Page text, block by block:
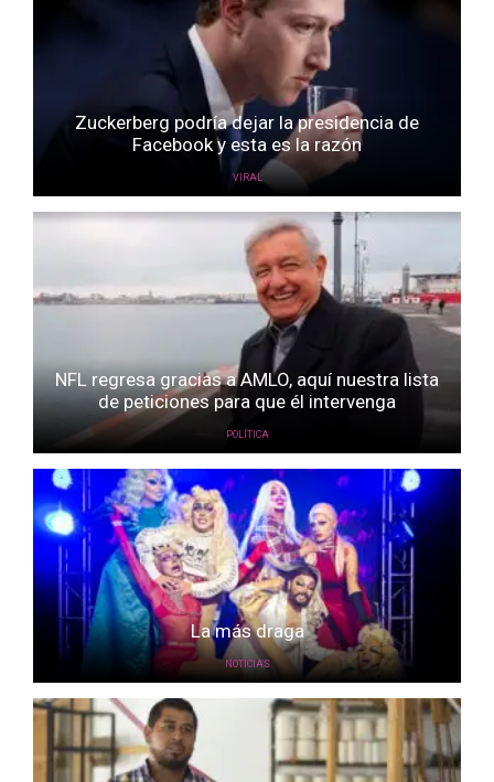
Zuckerberg podría dejar la presidencia de
Facebook y esta es la razón
VIRAL
NFL regresa gracias a AMLO, aquí nuestra lista
de peticiones para que él intervenga
POLÍTICA
La más draga
NOTICIAS